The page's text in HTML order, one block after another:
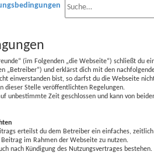
w
e
i
e
r
(im Folgenden „die Webseite“) schließt du
„Betreiber“) und erklärst dich mit den
einverstanden bist, so darfst du die Webseite
dieser Stelle veröffentlichten Regelungen.
unbestimmte Zeit geschlossen und kann von
erteilst du dem Betreiber ein einfaches,
im Rahmen der Webseite zu nutzen.
nach Kündigung des Nutzungsvertrages bestehen.